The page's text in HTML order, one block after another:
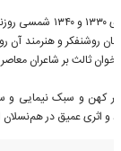
شعرهای اخوان در
روشنفکر و هنرمند آن
ثالث بر شاعران
کهن و سبک نیمایی و
و اثری عمیق در